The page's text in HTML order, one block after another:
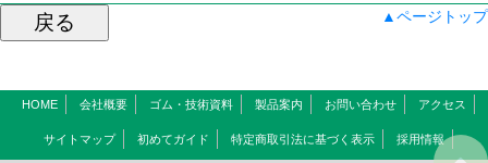
▲ページトップ
HOME 会社概要 ゴム・技術資料 製品案内 お問い合わせ アクセス
サイトマップ 初めてガイド 特定商取引法に基づく表示 採用情報